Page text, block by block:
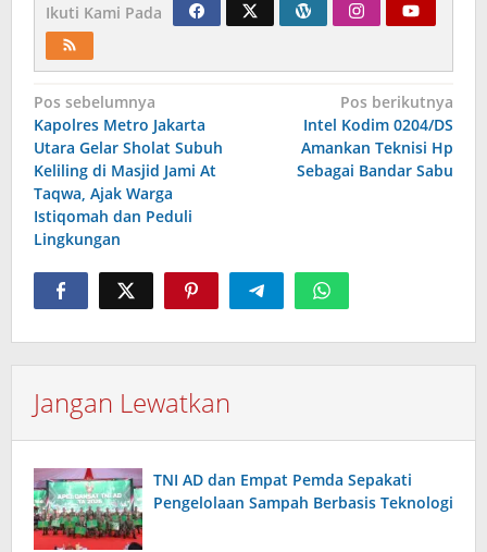
Ikuti Kami Pada
Navigasi
pos
Pos sebelumnya
Kapolres Metro Jakarta
Utara Gelar Sholat Subuh
Keliling di Masjid Jami At
Taqwa, Ajak Warga
Istiqomah dan Peduli
Lingkungan
Pos berikutnya
Intel Kodim 0204/DS
Amankan Teknisi Hp
Sebagai Bandar Sabu
Jangan Lewatkan
TNI AD dan Empat Pemda Sepakati
Pengelolaan Sampah Berbasis Teknologi